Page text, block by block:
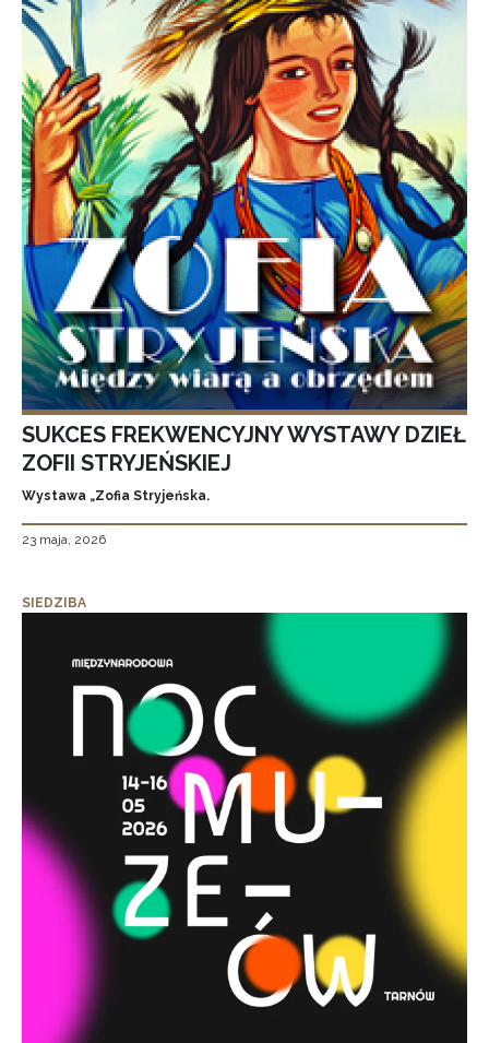
SUKCES FREKWENCYJNY WYSTAWY DZIEŁ
ZOFII STRYJEŃSKIEJ
Wystawa „Zofia Stryjeńska.
23 maja, 2026
SIEDZIBA